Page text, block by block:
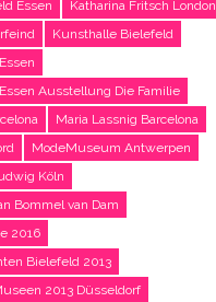
Essen
Katharina Fritsch London
Kunsthalle Bielefeld
Ausstellung Die Familie
Maria Lassnig Barcelona
ModeMuseum Antwerpen
Köln
Bommel van Dam
2016
Bielefeld 2013
2013 Düsseldorf